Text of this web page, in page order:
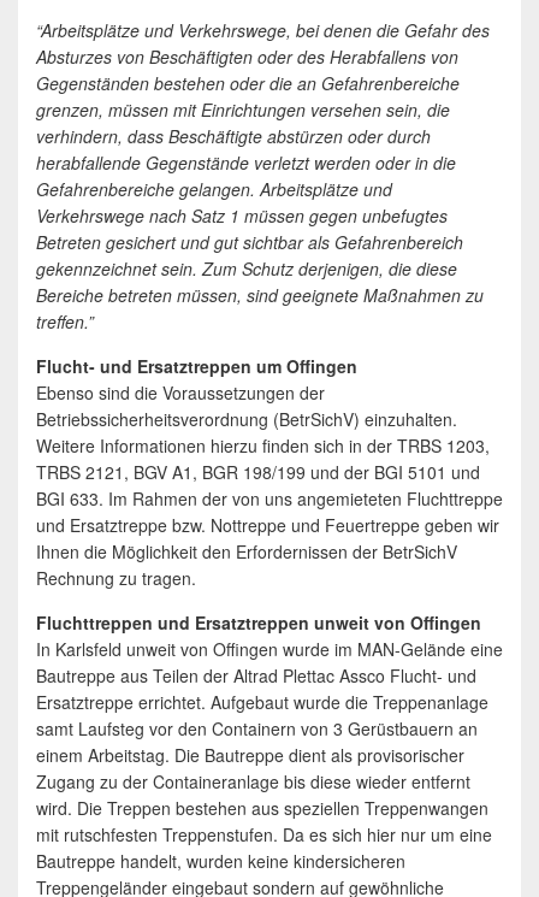
“Arbeitsplätze und Verkehrswege, bei denen die Gefahr des
Absturzes von Beschäftigten oder des Herabfallens von
Gegenständen bestehen oder die an Gefahrenbereiche
grenzen, müssen mit Einrichtungen versehen sein, die
verhindern, dass Beschäftigte abstürzen oder durch
herabfallende Gegenstände verletzt werden oder in die
Gefahrenbereiche gelangen. Arbeitsplätze und
Verkehrswege nach Satz 1 müssen gegen unbefugtes
Betreten gesichert und gut sichtbar als Gefahrenbereich
gekennzeichnet sein. Zum Schutz derjenigen, die diese
Bereiche betreten müssen, sind geeignete Maßnahmen zu
treffen.”
Flucht- und Ersatztreppen um Offingen
Ebenso sind die Voraussetzungen der
Betriebssicherheitsverordnung (BetrSichV) einzuhalten.
Weitere Informationen hierzu finden sich in der TRBS 1203,
TRBS 2121, BGV A1, BGR 198/199 und der BGI 5101 und
BGI 633. Im Rahmen der von uns angemieteten Fluchttreppe
und Ersatztreppe bzw. Nottreppe und Feuertreppe geben wir
Ihnen die Möglichkeit den Erfordernissen der BetrSichV
Rechnung zu tragen.
Fluchttreppen und Ersatztreppen unweit von Offingen
In Karlsfeld unweit von Offingen wurde im MAN-Gelände eine
Bautreppe aus Teilen der Altrad Plettac Assco Flucht- und
Ersatztreppe errichtet. Aufgebaut wurde die Treppenanlage
samt Laufsteg vor den Containern von 3 Gerüstbauern an
einem Arbeitstag. Die Bautreppe dient als provisorischer
Zugang zu der Containeranlage bis diese wieder entfernt
wird. Die Treppen bestehen aus speziellen Treppenwangen
mit rutschfesten Treppenstufen. Da es sich hier nur um eine
Bautreppe handelt, wurden keine kindersicheren
Treppengeländer eingebaut sondern auf gewöhnliche